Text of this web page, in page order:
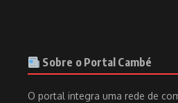
Sobre o Portal Cambé
O portal integra uma rede de